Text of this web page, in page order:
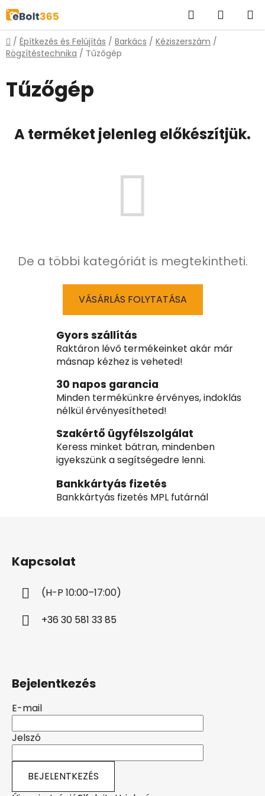
Ugrás
fő
tartalomhoz
KeresésKOSÁR
Kezdőlap
/ Építkezés és Felújítás / Barkács / Kéziszerszám /
Rögzítéstechnika / Tűzőgép
Tűzőgép
A terméket jelenleg előkészítjük.
De a többi kategóriát is megtekintheti.
VÁSÁRLÁS FOLYTATÁSA
Gyors szállítás
Raktáron lévő termékeinket akár már
másnap kézhez is veheted!
30 napos garancia
Minden termékünkre érvényes, indoklás
nélkül érvényesítheted!
Szakértő ügyfélszolgálat
Keress minket bátran, mindenben
igyekszünk a segítségedre lenni.
Bankkártyás fizetés
Bankkártyás fizetés MPL futárnál
Kapcsolat
(H-P 10:00–17:00)
+36 30 581 33 85
Bejelentkezés
E-mail
Jelszó
BEJELENTKEZÉS